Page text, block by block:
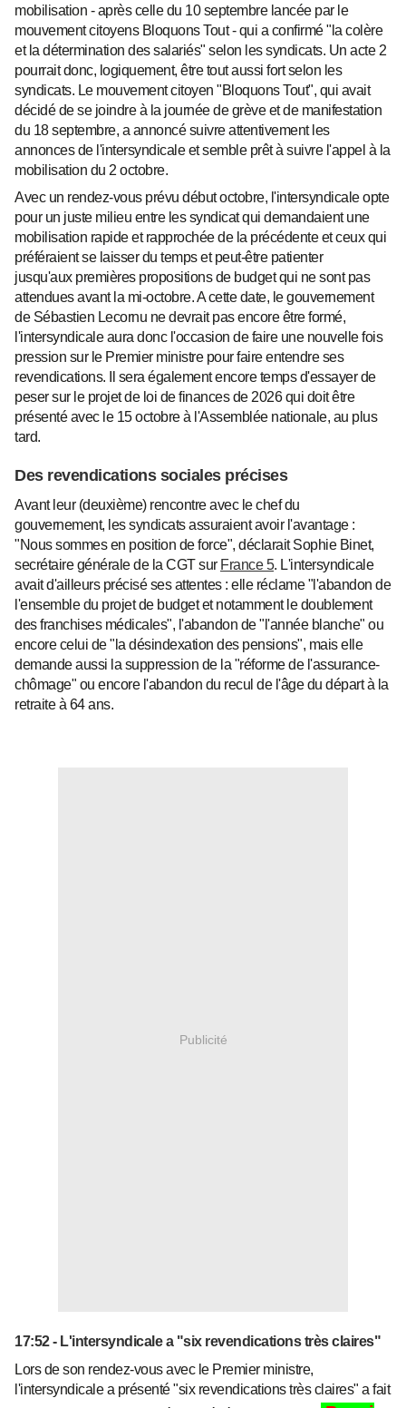
mobilisation - après celle du 10 septembre lancée par le
mouvement citoyens Bloquons Tout - qui a confirmé "la colère
et la détermination des salariés" selon les syndicats. Un acte 2
pourrait donc, logiquement, être tout aussi fort selon les
syndicats. Le mouvement citoyen "Bloquons Tout", qui avait
décidé de se joindre à la journée de grève et de manifestation
du 18 septembre, a annoncé suivre attentivement les
annonces de l'intersyndicale et semble prêt à suivre l'appel à la
mobilisation du 2 octobre.
Avec un rendez-vous prévu début octobre, l'intersyndicale opte
pour un juste milieu entre les syndicat qui demandaient une
mobilisation rapide et rapprochée de la précédente et ceux qui
préféraient se laisser du temps et peut-être patienter
jusqu'aux premières propositions de budget qui ne sont pas
attendues avant la mi-octobre. A cette date, le gouvernement
de Sébastien Lecornu ne devrait pas encore être formé,
l'intersyndicale aura donc l'occasion de faire une nouvelle fois
pression sur le Premier ministre pour faire entendre ses
revendications. Il sera également encore temps d'essayer de
peser sur le projet de loi de finances de 2026 qui doit être
présenté avec le 15 octobre à l'Assemblée nationale, au plus
tard.
Des revendications sociales précises
Avant leur (deuxième) rencontre avec le chef du
gouvernement, les syndicats assuraient avoir l'avantage :
"Nous sommes en position de force", déclarait Sophie Binet,
secrétaire générale de la CGT sur France 5. L'intersyndicale
avait d'ailleurs précisé ses attentes : elle réclame "l'abandon de
l'ensemble du projet de budget et notamment le doublement
des franchises médicales", l'abandon de "l'année blanche" ou
encore celui de "la désindexation des pensions", mais elle
demande aussi la suppression de la "réforme de l'assurance-
chômage" ou encore l'abandon du recul de l'âge du départ à la
retraite à 64 ans.
Publicité
17:52 - L'intersyndicale a "six revendications très claires"
Lors de son rendez-vous avec le Premier ministre,
l'intersyndicale a présenté "six revendications très claires" a fait